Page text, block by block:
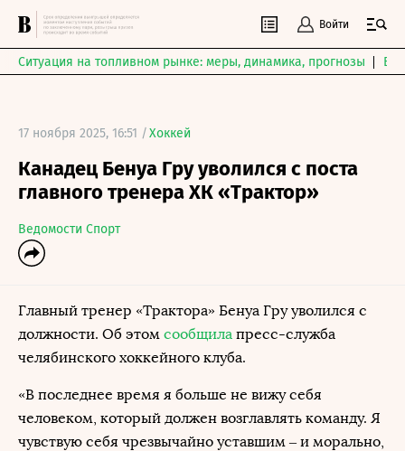
Войти
Ситуация на топливном рынке: меры, динамика, прогнозы
17 ноября 2025, 16:51 /Хоккей
Канадец Бенуа Гру уволился с поста
главного тренера ХК «Трактор»
Ведомости Спорт
Главный тренер «Трактора» Бенуа Гру уволился с
должности. Об этом сообщила пресс-служба
челябинского хоккейного клуба.
«В последнее время я больше не вижу себя
человеком, который должен возглавлять команду. Я
чувствую себя чрезвычайно уставшим – и морально,